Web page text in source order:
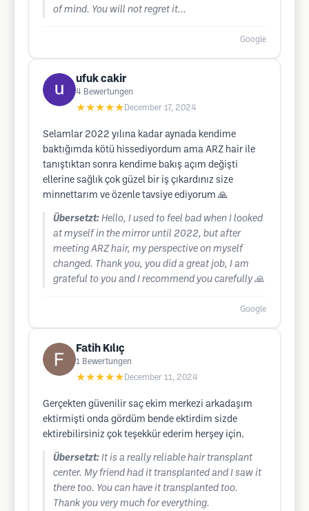
of mind. You will not regret it...
Google
ufuk cakir
4 Bewertungen
★★★★★ December 17, 2024
Selamlar 2022 yılına kadar aynada kendime
baktığımda kötü hissediyordum ama ARZ hair ile
tanıştıktan sonra kendime bakış açım değişti
ellerine sağlık çok güzel bir iş çıkardınız size
minnettarım ve özenle tavsiye ediyorum 🙏
Übersetzt: Hello, I used to feel bad when I looked
at myself in the mirror until 2022, but after
meeting ARZ hair, my perspective on myself
changed. Thank you, you did a great job, I am
grateful to you and I recommend you carefully 🙏
Google
Fatih Kılıç
1 Bewertungen
★★★★★ December 11, 2024
Gerçekten güvenilir saç ekim merkezi arkadaşım
ektirmişti onda gördüm bende ektirdim sizde
ektirebilirsiniz çok teşekkür ederim herşey için.
Übersetzt: It is a really reliable hair transplant
center. My friend had it transplanted and I saw it
there too. You can have it transplanted too.
Thank you very much for everything.